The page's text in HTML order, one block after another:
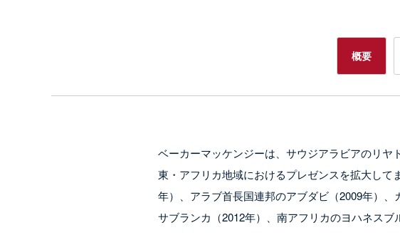
概要
ベーカーマッケンジーは、サウジアラビアのリヤ
東・アフリカ地域におけるプレゼンスを拡大し
年）、アラブ首長国連邦のアブダビ（2009年）
サブランカ（2012年）、南アフリカのヨハネスブ